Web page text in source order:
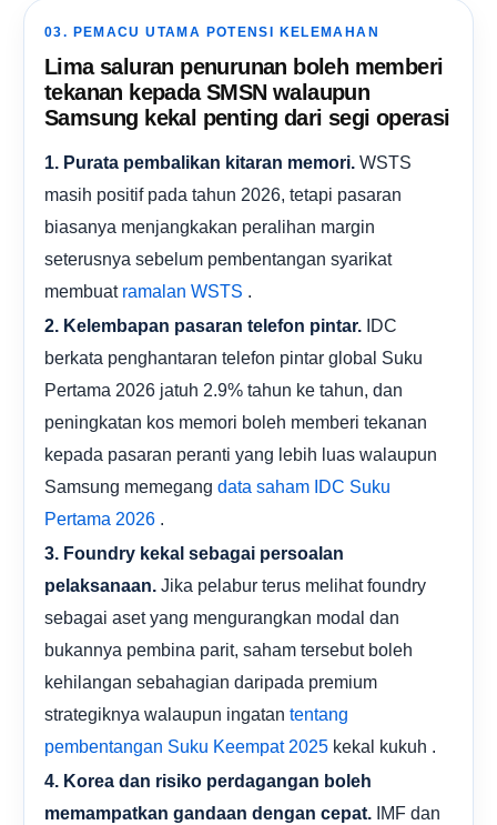
03. PEMACU UTAMA POTENSI KELEMAHAN
Lima saluran penurunan boleh memberi
tekanan kepada SMSN walaupun
Samsung kekal penting dari segi operasi
1. Purata pembalikan kitaran memori. WSTS
masih positif pada tahun 2026, tetapi pasaran
biasanya menjangkakan peralihan margin
seterusnya sebelum pembentangan syarikat
membuat ramalan WSTS
2. Kelembapan pasaran telefon pintar. IDC
berkata penghantaran telefon pintar global Suku
Pertama 2026 jatuh 2.9% tahun ke tahun, dan
peningkatan kos memori boleh memberi tekanan
kepada pasaran peranti yang lebih luas walaupun
Samsung memegang data saham IDC Suku
Pertama 2026
3. Foundry kekal sebagai persoalan
pelaksanaan. Jika pelabur terus melihat foundry
sebagai aset yang mengurangkan modal dan
bukannya pembina parit, saham tersebut boleh
kehilangan sebahagian daripada premium
strategiknya walaupun ingatan tentang
pembentangan Suku Keempat 2025 kekal kukuh .
4. Korea dan risiko perdagangan boleh
memampatkan gandaan dengan cepat. IMF dan